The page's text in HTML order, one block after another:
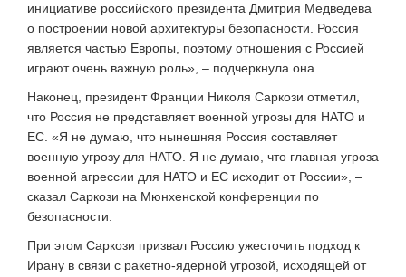
инициативе российского президента Дмитрия Медведева
о построении новой архитектуры безопасности. Россия
является частью Европы, поэтому отношения с Россией
играют очень важную роль», – подчеркнула она.
Наконец, президент Франции Николя Саркози отметил,
что Россия не представляет военной угрозы для НАТО и
ЕС. «Я не думаю, что нынешняя Россия составляет
военную угрозу для НАТО. Я не думаю, что главная угроза
военной агрессии для НАТО и ЕС исходит от России», –
сказал Саркози на Мюнхенской конференции по
безопасности.
При этом Саркози призвал Россию ужесточить подход к
Ирану в связи с ракетно-ядерной угрозой, исходящей от